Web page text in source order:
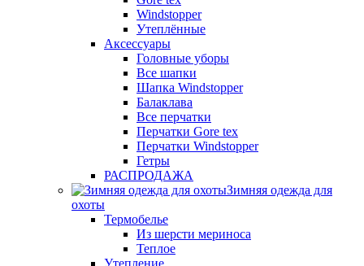
Windstopper
Утеплённые
Аксессуары
Головные уборы
Все шапки
Шапка Windstopper
Балаклава
Все перчатки
Перчатки Gore tex
Перчатки Windstopper
Гетры
РАСПРОДАЖА
Зимняя одежда для
охоты
Термобелье
Из шерсти мериноса
Теплое
Утепление